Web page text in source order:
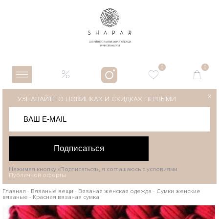
0 0
УЗНАВАЙТЕ О НОВИНКАХ И СКИДКАХ ПЕРВЫМИ
Подписаться
X
Нажимая кнопку «Подписаться», я соглашаюсь с условиями
Публичной оферты
Главная - Вязаные вещи - Вязаная женская одежда - Сумки женские
вязаные - Красная вязаная сумка